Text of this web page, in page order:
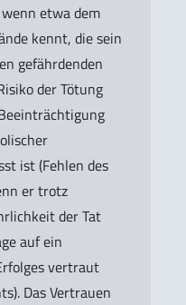
etwa dem
kennt, die sein
gefährdenden
der Tötung
ist (Fehlen des
er trotz
der Tat
auf ein
vertraut
Das Vertrauen